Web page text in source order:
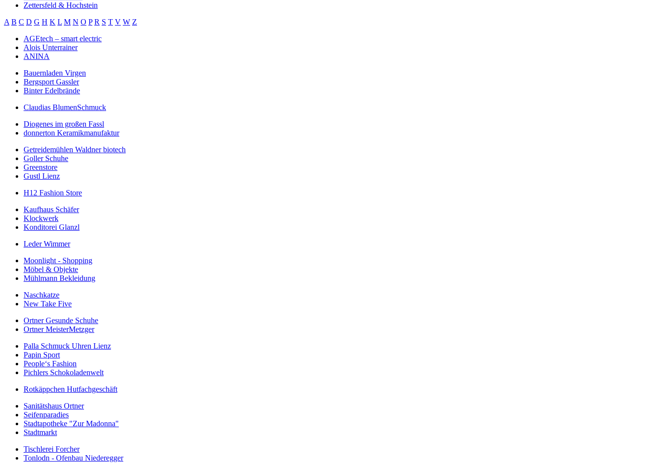
Zettersfeld & Hochstein
A B C D G H K L M N O P R S T V W Z
AGEtech – smart electric
Alois Unterrainer
ANINA
Bauernladen Virgen
Bergsport Gassler
Binter Edelbrände
Claudias BlumenSchmuck
Diogenes im großen Fassl
donnerton Keramikmanufaktur
Getreidemühlen Waldner biotech
Goller Schuhe
Greenstore
Gustl Lienz
H12 Fashion Store
Kaufhaus Schäfer
Klockwerk
Konditorei Glanzl
Leder Wimmer
Moonlight - Shopping
Möbel & Objekte
Mühlmann Bekleidung
Naschkatze
New Take Five
Ortner Gesunde Schuhe
Ortner MeisterMetzger
Palla Schmuck Uhren Lienz
Papin Sport
People‘s Fashion
Pichlers Schokoladenwelt
Rotkäppchen Hutfachgeschäft
Sanitätshaus Ortner
Seifenparadies
Stadtapotheke "Zur Madonna"
Stadtmarkt
Tischlerei Forcher
Tonlodn - Ofenbau Niederegger